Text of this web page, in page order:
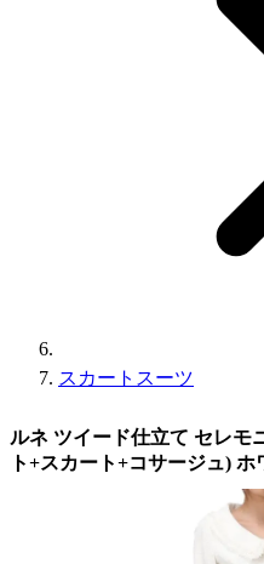
スカートスーツ
ルネ ツイード仕立て セレモ
ト+スカート+コサージュ)